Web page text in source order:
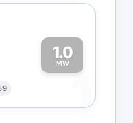
1.0
MW
1